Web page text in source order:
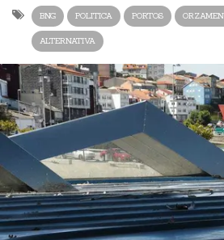
BNG POLITICA PORTOS
ALTERNATIVA